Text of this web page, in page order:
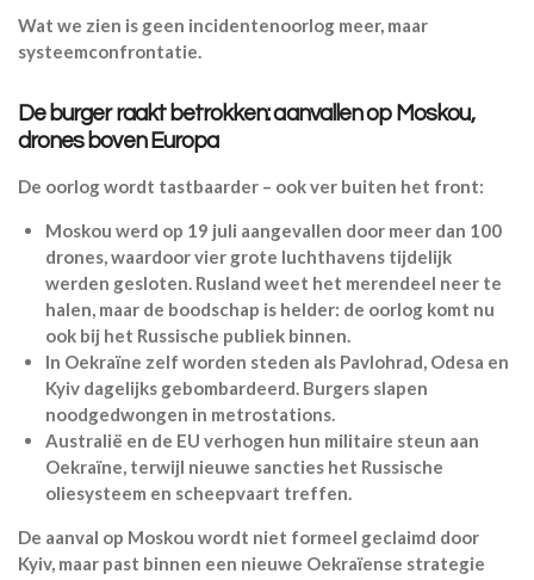
Wat we zien is geen incidentenoorlog meer, maar
systeemconfrontatie.
De burger raakt betrokken: aanvallen op Moskou,
drones boven Europa
De oorlog wordt tastbaarder – ook ver buiten het front:
Moskou werd op 19 juli aangevallen door meer dan 100
drones, waardoor vier grote luchthavens tijdelijk
werden gesloten. Rusland weet het merendeel neer te
halen, maar de boodschap is helder: de oorlog komt nu
ook bij het Russische publiek binnen.
In Oekraïne zelf worden steden als Pavlohrad, Odesa en
Kyiv dagelijks gebombardeerd. Burgers slapen
noodgedwongen in metrostations.
Australië en de EU verhogen hun militaire steun aan
Oekraïne, terwijl nieuwe sancties het Russische
oliesysteem en scheepvaart treffen.
De aanval op Moskou wordt niet formeel geclaimd door
Kyiv, maar past binnen een nieuwe Oekraïense strategie